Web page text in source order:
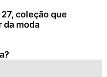
coleção que
da moda